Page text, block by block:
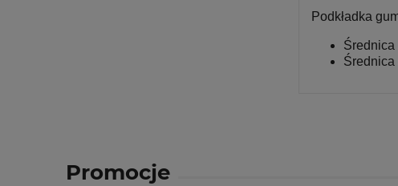
Podkładka
Średnica
Średnica
Promocje